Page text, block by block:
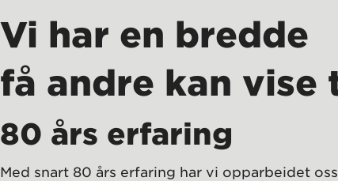
Vi har en bredde
få andre kan vise
80 års erfaring
Med snart 80 års erfaring har vi opparbeidet